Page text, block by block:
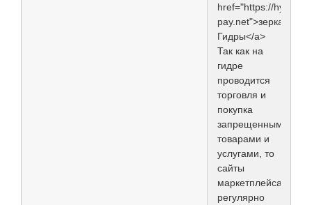
href="https://hydra-
pay.net">зеркала
Гидры</a>
Так как на
гидре
проводится
торговля и
покупка
запрещенными
товарами и
услугами, то
сайты
маркетплейса
регулярно